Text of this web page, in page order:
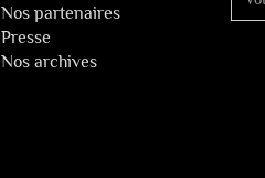
Nos partenaires
Presse
Nos archives